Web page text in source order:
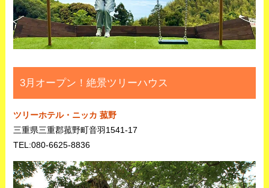
3月オープン！絶景ツリーハウス
ツリーホテル・ニッカ 菰野
三重県三重郡菰野町音羽1541-17
TEL:080-6625-8836